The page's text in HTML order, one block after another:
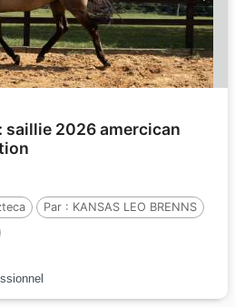
saillie 2026 amercican
Par : KANSAS LEO BRENNS